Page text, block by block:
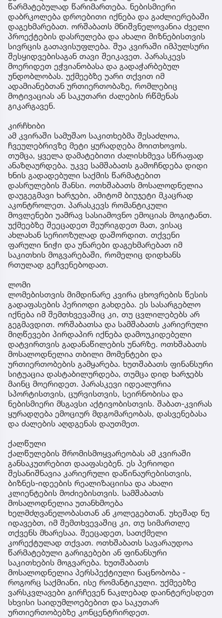
წარმატებულად წარიმართება. ნებისმიერი
დაბრკოლება დროებითი იქნება და გაძლიერებაში
დაგეხმარებათ. ორშაბათს მნიშვნელოვანია ძველი
პროექტების დასრულება და ახალი მიზნებისთვის
სივრცის გათავისუფლება. შუა კვირაში იმპულსური
შესყიდვებისაგან თავი შეიკავეთ. პარასკევს
მოერიდეთ ეჭვიანობასა და გადაჭარბებულ
უნდობლობას. უქმეებზე უარი თქვით იმ
ადამიანებთან ურთიერთობაზე, რომლებიც
მოტივაციას ან საკუთარი ძალების რწმენას
გიკარგავენ.
კირჩხიბი
ამ კვირაში სამუშაო საკითხებმა შესაძლოა,
ჩვეულებრივზე მეტი ყურადღება მოითხოვოს.
თუმცა, ყველა დამატებითი ძალისხმევა სწრაფად
ანაზღაურდება. უკვე სამშაბათს გამოჩნდება დიდი
ხნის გადადებული საქმის წარმატებით
დასრულების შანსი. ოთხშაბათს მოსალოდნელია
დაუგეგმავი ხარჯები, ამიტომ ბიუჯეტი მკაცრად
აკონტროლეთ. პარასკევს რომანტიკული
მოვლენები უამრავ სასიამოვნო ემოციას მოგიტანთ.
უქმეებზე შეეცადეთ შეურიგდეთ მათ, ვისაც
ახლახან სერიოზულად დაშორდით. თქვენი
ფარული ნიჭი და უნარები დაგეხმარებათ იმ
საკითხის მოგვარებაში, რომელიც დიდხანს
რთულად გეჩვენებოდათ.
ლომი
ლომებისთვის მიმდინარე კვირა ცხოვრების წესის
გადაფასების პერიოდი გახდება. ეს სასარგებლო
იქნება იმ შემთხვევაშიც კი, თუ ცვლილებებს არ
გეგმავდით. ორშაბათსა და სამშაბათს კარიერული
მიღწევები პირდაპირ იქნება დამოუკიდებელი
დატვირთვის გადანაწილების უნარზე. ოთხშაბათს
მოსალოდნელია თბილი მომენტები და
ურთიერთობების გამყარება. ხუთშაბათს ფინანსური
სიტუაცია დასტაბილურდება, თუმცა დიდ ხარჯებს
მაინც მოერიდეთ. პარასკევი იდეალურია
სპორტისთვის, ცურვისთვის, სეირნობისა და
ნებისმიერი მსგავსი აქტივობისთვის. შაბათ-კვირას
ყურადღება ემოციურ მდგომარეობას, დასვენებასა
და ძალების აღდგენას დაუთმეთ.
ქალწული
ქალწულების შრომისმოყვარეობას ამ კვირაში
განსაკუთრებით დააფასებენ. ეს პერიოდი
შესანიშნავია კარიერული დაწინაურებისთვის,
ბიზნეს-იდეების რეალიზაციისა და ახალი
კლიენტების მოძიებისთვის. სამშაბათს
მოსალოდნელია უთანხმოება
ხელმძღვანელობასთან ან კოლეგებთან. უხეშად ნუ
იდავებთ, იმ შემთხვევაშიც კი, თუ სიმართლე
თქვენს მხარესაა. შეეცადეთ, სათქმელი
კორექტულად თქვათ. ოთხშაბათს სავარაუდოა
წარმატებული გარიგებები ან ფინანსური
საკითხების მოგვარება. ხუთშაბათს
მოსალოდნელია პერსპექტიული ნაცნობობა -
როგორც საქმიანი, ისე რომანტიკული. უქმეებზე
ვარსკვლავები გირჩევენ ნაკლებად დაინტერესდეთ
სხვისი საიდუმლოებებით და საკუთარ
ურთიერთობებზე კონცენტრირდეთ.